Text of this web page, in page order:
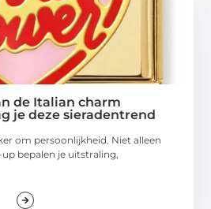
de Italian charm
je deze sieradentrend
om persoonlijkheid. Niet alleen
bepalen je uitstraling,